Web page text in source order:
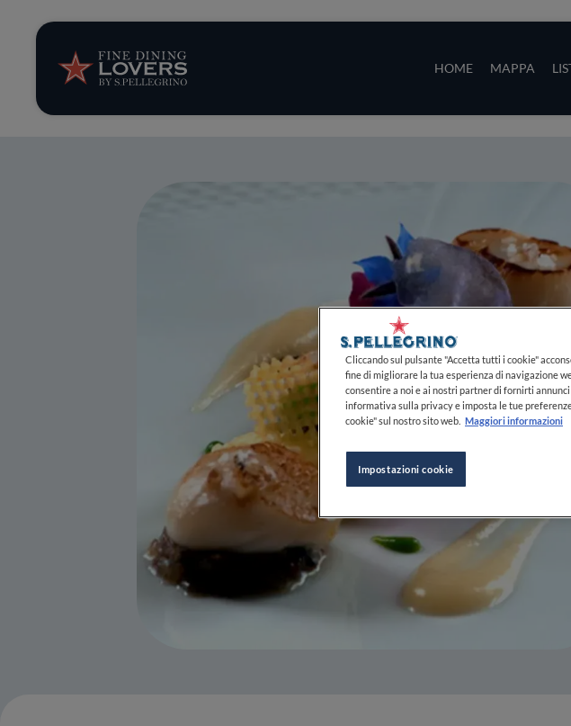
HOME MAPPA
Storie e tendenze
Ricette
Trucchi e consigli
Cliccando sul pulsante "Accetta tutti i cookie"
fine di migliorare la tua esperienza di navigazione
consentire a noi e ai nostri partner di fornirti
informativa sulla privacy e imposta le tue
cookie" sul nostro sito web. Maggiori informazioni
Impostazioni cookie